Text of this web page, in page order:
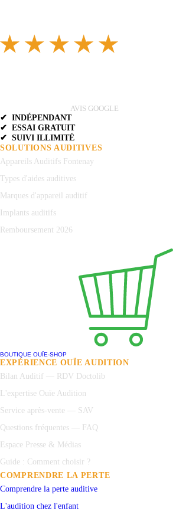
AVIS GOOGLE
✔ INDÉPENDANT
✔ ESSAI GRATUIT
✔ SUIVI ILLIMITÉ
SOLUTIONS AUDITIVES
Appareils Auditifs Fontenay
Types d'aides auditives
Marques d'appareil auditif
Implants auditifs
Remboursement 2026
BOUTIQUE OUÏE-SHOP
EXPÉRIENCE OUÏE AUDITION
Bilan Auditif — RDV Doctolib
L'expertise Ouïe Audition
Service après-vente — SAV
Questions fréquentes — FAQ
Espace Presse & Médias
Guide : Comment choisir ?
COMPRENDRE LA PERTE
Comprendre la perte auditive
L'audition chez l'enfant